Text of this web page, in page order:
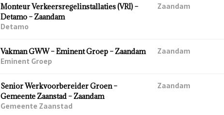
Monteur Verkeersregelinstallaties (VRI) –
Detamo – Zaandam
Detamo
Zaandam
Vakman GWW – Eminent Groep – Zaandam
Eminent Groep
Zaandam
Senior Werkvoorbereider Groen –
Gemeente Zaanstad – Zaandam
Gemeente Zaanstad
Zaandam